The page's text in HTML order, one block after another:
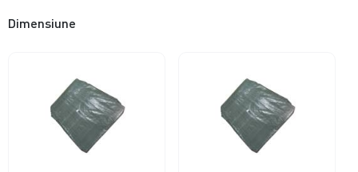
Dimensiune